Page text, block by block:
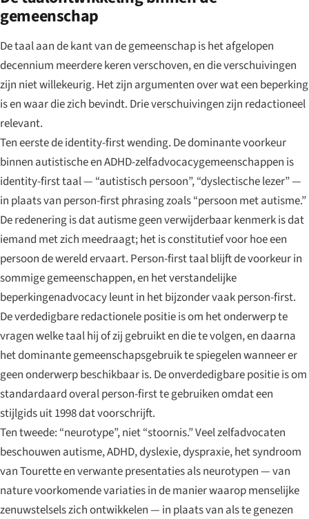
gemeenschap
De taal aan de kant van de gemeenschap is het afgelopen
decennium meerdere keren verschoven, en die verschuivingen
zijn niet willekeurig. Het zijn argumenten over wat een beperking
is en waar die zich bevindt. Drie verschuivingen zijn redactioneel
relevant.
Ten eerste de identity-first wending. De dominante voorkeur
binnen autistische en ADHD-zelfadvocacygemeenschappen is
identity-first taal — “autistisch persoon”, “dyslectische lezer” —
in plaats van person-first phrasing zoals “persoon met autisme.”
De redenering is dat autisme geen verwijderbaar kenmerk is dat
iemand met zich meedraagt; het is constitutief voor hoe een
persoon de wereld ervaart. Person-first taal blijft de voorkeur in
sommige gemeenschappen, en het verstandelijke
beperkingenadvocacy leunt in het bijzonder vaak person-first.
De verdedigbare redactionele positie is om het onderwerp te
vragen welke taal hij of zij gebruikt en die te volgen, en daarna
het dominante gemeenschapsgebruik te spiegelen wanneer er
geen onderwerp beschikbaar is. De onverdedigbare positie is om
standardaard overal person-first te gebruiken omdat een
stijlgids uit 1998 dat voorschrijft.
Ten tweede: “neurotype”, niet “stoornis.” Veel zelfadvocaten
beschouwen autisme, ADHD, dyslexie, dyspraxie, het syndroom
van Tourette en verwante presentaties als neurotypen — van
nature voorkomende variaties in de manier waarop menselijke
zenuwstelsels zich ontwikkelen — in plaats van als te genezen